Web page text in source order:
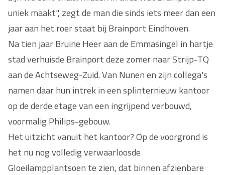
uniek maakt", zegt de man die sinds iets meer dan een
jaar aan het roer staat bij Brainport Eindhoven.
Na tien jaar Bruine Heer aan de Emmasingel in hartje
stad verhuisde Brainport deze zomer naar Strijp-TQ
aan de Achtseweg-Zuid. Van Nunen en zijn collega's
namen daar hun intrek in een splinternieuw kantoor
op de derde etage van een ingrijpend verbouwd,
voormalig Philips-gebouw.
Het uitzicht vanuit het kantoor? Op de voorgrond is
het nu nog volledig verwaarloosde
Gloeilampplantsoen te zien, dat binnen afzienbare